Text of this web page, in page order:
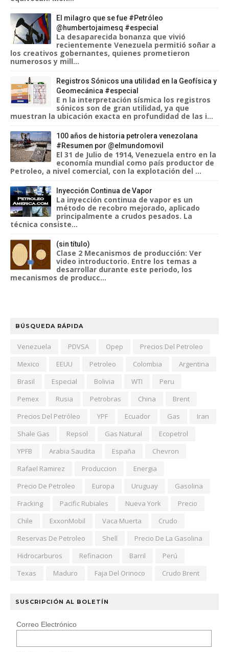
El milagro que se fue #Petróleo
@humbertojaimesq #especial
La desaparecida bonanza que vivió
recientemente Venezuela permitió soñar a
los creativos gobernantes, quienes prometieron
numerosos y mill...
Registros Sónicos una utilidad en la Geofísica y
Geomecánica #especial
E n la interpretación sísmica los registros
sónicos son de gran utilidad, ya que
muestran la ubicación exacta en profundidad de las i...
100 años de historia petrolera venezolana
#Resumen por @elmundomovil
El 31 de Julio de 1914, Venezuela entro en la
economía mundial como país productor de
Petroleo, a nivel comercial, con la explotación del ...
Inyección Continua de Vapor
La inyección continua de vapor es un
método de recobro mejorado, aplicado
principalmente a crudos pesados. La
técnica consiste...
(sin título)
Clase 2 Mecanismos de producción: Ver
video introductorio. Entre los temas a
desarrollar durante este periodo, los
mecanismos de producc...
BÚSQUEDA RÁPIDA
Venezuela PDVSA Opep
Precios Del Petroleo
Mexico
EEUU Petroleo Colombia
Argentina
Brasil
Especial Bolivia WTI
Peru
Pemex
Rusia Petrobras China
Brent
Precios Del Petróleo
YPF Ecuador Gas
Iran
Shale Gas
Repsol Gas Natural
Ecopetrol
YPFB
Arabia Saudita España
Chevron
Rafael Ramirez
Produccion
Energia
Precio De Petroleo
Europa Uruguay
Gasolina
Fracking
Pacific Rubiales Nueva York
Precio
Chile
ExxonMobil Vaca Muerta
Crudo
Reservas De Petroleo
Shell
Precio De La Gasolina
Hidrocarburos
Refinacion Barril
Perú
Texas
Maduro Faja Del Orinoco Crudo Brent
SUSCRIPCIÓN AL BOLETÍN
Correo Electrónico